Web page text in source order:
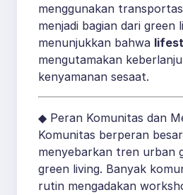
menggunakan
menjadi bagian dari green
menunjukkan bahwa
mengutamakan
kenyamanan sesaat.
◆ Peran Komunitas dan
Komunitas berperan
menyebarkan tren urban
green living. Banyak
rutin mengadakan